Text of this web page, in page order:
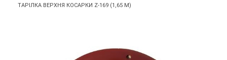
ТАРІЛКА ВЕРХНЯ КОСАРКИ Z-169 (1,65 М)